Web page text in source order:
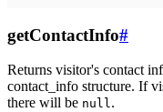
getContactInfo#
Returns visitor's contact
contact_info structure. If
there will be null.